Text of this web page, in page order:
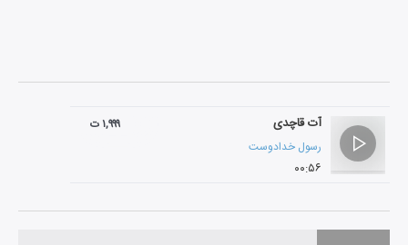
آت قاچدی
رسول خدادوست
۰۰:۵۶
۱,۹۹۹ ت